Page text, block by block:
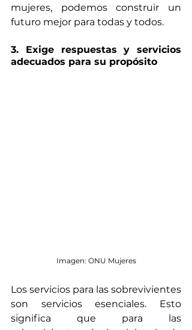
mujeres, podemos construir un
futuro mejor para todas y todos.
3. Exige respuestas y servicios
adecuados para su propósito
Imagen: ONU Mujeres
Los servicios para las sobrevivientes
son servicios esenciales. Esto
significa que para las